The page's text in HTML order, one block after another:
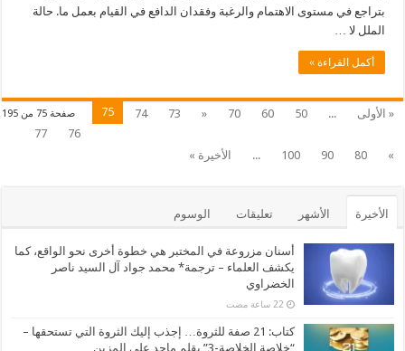
بتراجع في مستوى الاهتمام والرغبة وفقدان الدافع في القيام بعمل ما. حالة
الملل لا …
أكمل القراءة »
صفحة 75 من 195 « الأولى ...
50
60
70
«
73
74
75
76
77
»
80
90
100
... الأخيرة »
الأخيرة الأشهر تعليقات الوسوم
أسنان مزروعة في المختبر هي خطوة أخرى نحو الواقع، كما
يكشف العلماء – ترجمة* محمد جواد آل السيد ناصر
الخضراوي
كتاب: 21 صفة للثروة… إجذب إليك الثروة التي تستحقها –
“خلاصة الخلاصة-3” بقلم ماجد علي المزين